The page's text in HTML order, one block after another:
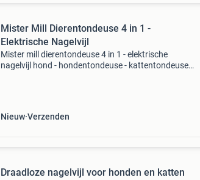
Mister Mill Dierentondeuse 4 in 1 -
Elektrische Nagelvijl
Mister mill dierentondeuse 4 in 1 - elektrische
nagelvijl hond - hondentondeuse - kattentondeuse -
Nieuw Verzenden
Draadloze nagelvijl voor honden en katten